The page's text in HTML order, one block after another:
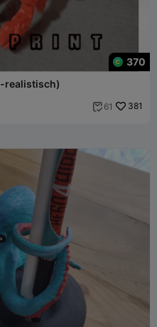
370
realistisch)
 61 381